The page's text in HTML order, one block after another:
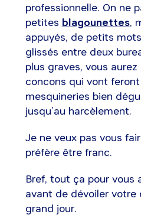
professionnelle. On ne
petites blagounettes,
appuyés, de petits
glissés entre deux
plus graves, vous
concons qui vont
mesquineries bien
jusqu’au harcèlement.
Je ne veux pas vous
préfère être franc.
Bref, tout ça pour vous
avant de dévoiler votre
grand jour.